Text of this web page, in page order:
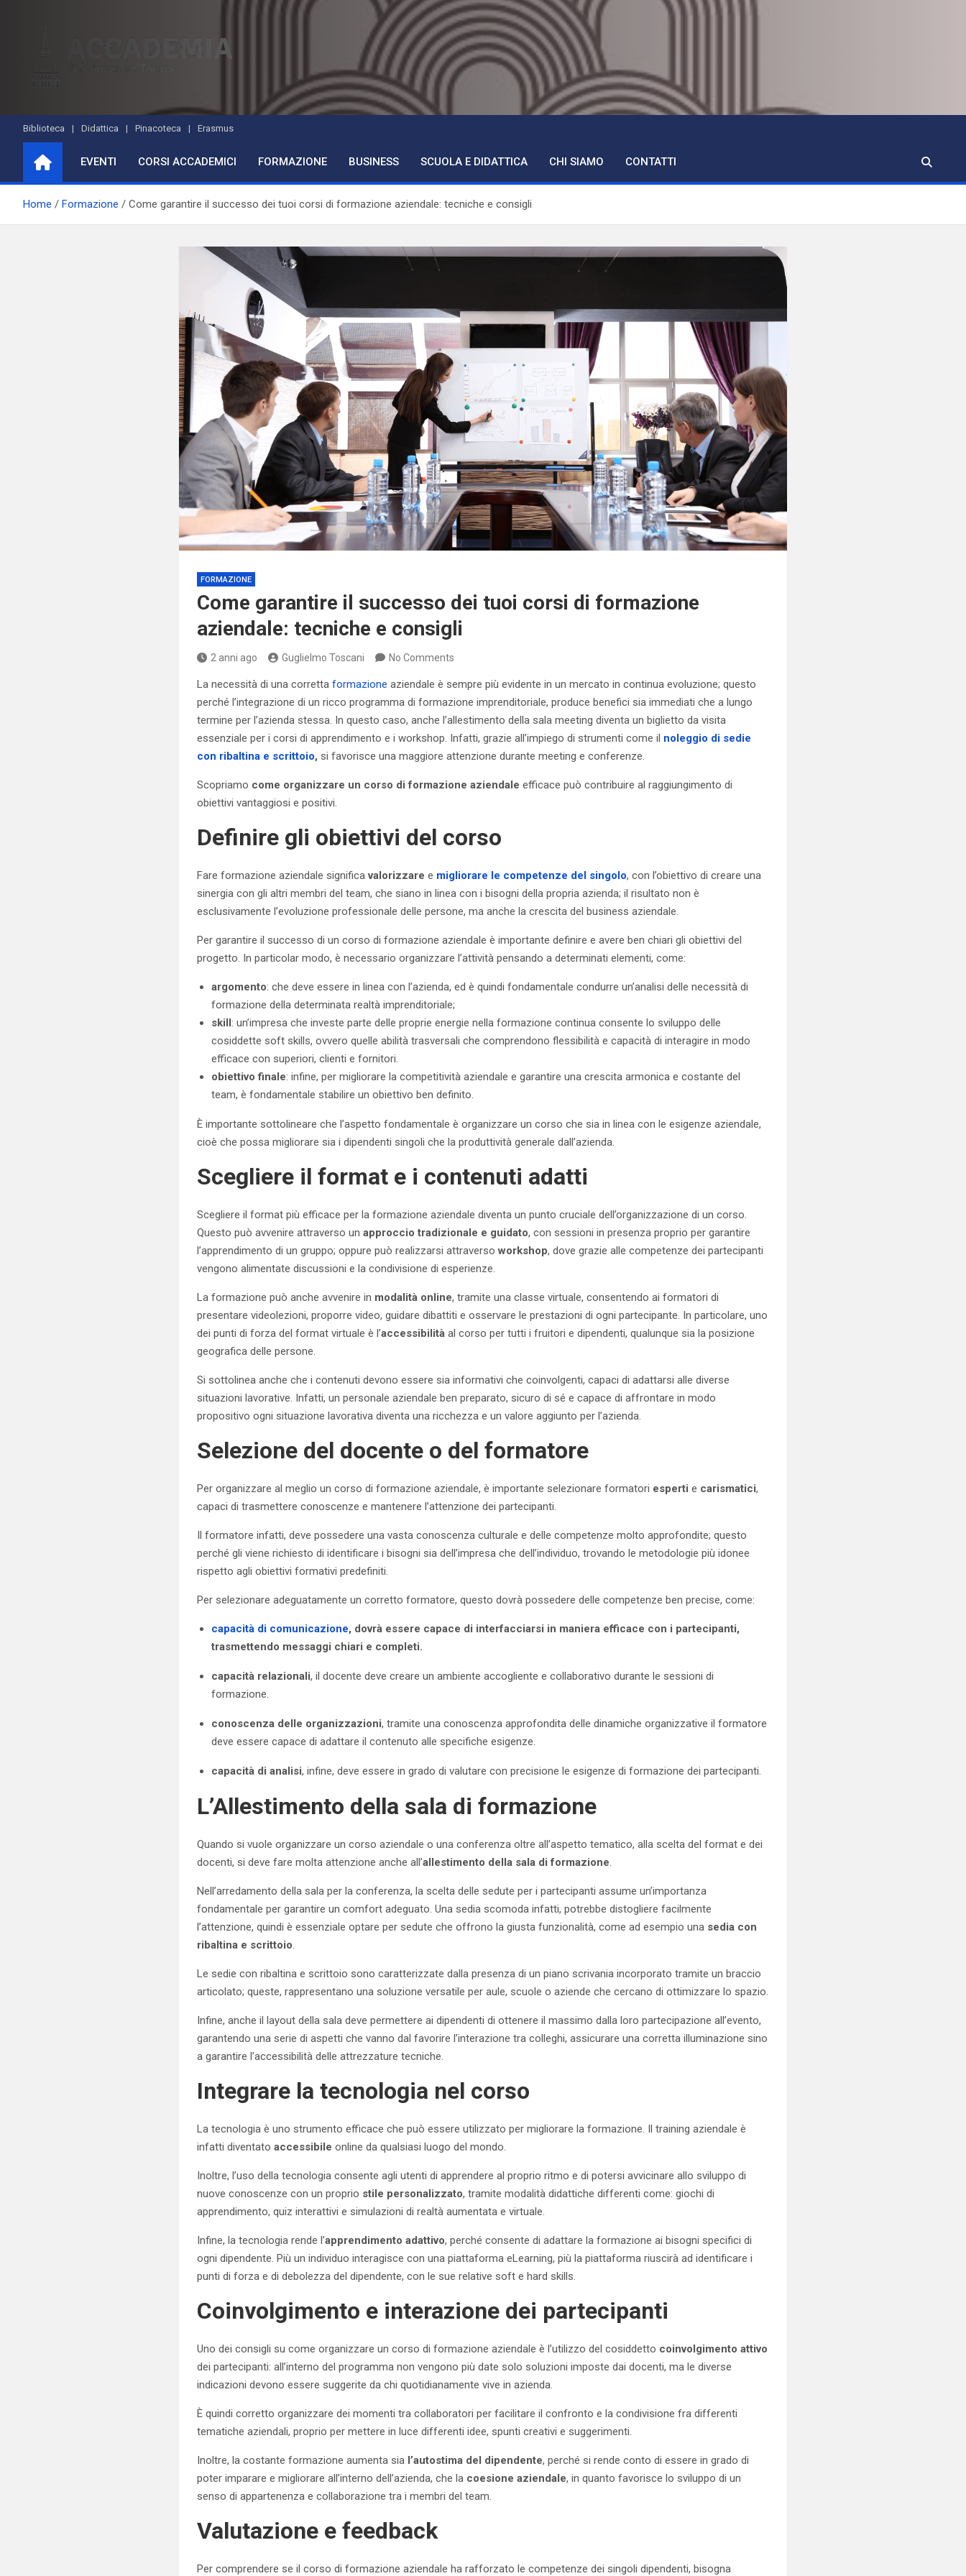
Accademia di Formazione Torino
Biblioteca Didattica Pinacoteca Erasmus
EVENTI CORSI ACCADEMICI FORMAZIONE BUSINESS SCUOLA E DIDATTICA CHI SIAMO CONTATTI
Home Formazione Come garantire il successo dei tuoi corsi di formazione aziendale: tecniche e consigli
FORMAZIONE
Come garantire il successo dei tuoi corsi di formazione
aziendale: tecniche e consigli
2 anni ago Guglielmo Toscani No Comments
La necessità di una correttaformazione aziendale è sempre più evidente in un mercato in continua evoluzione; questo
perché l’integrazione di un ricco programma di formazione imprenditoriale, produce benefici sia immediati che a lungo
termine per l’azienda stessa. In questo caso, anche l’allestimento della sala meeting diventa un biglietto da visita
essenziale per i corsi di apprendimento e i workshop. Infatti, grazie all’impiego di strumenti come il noleggio di sedie
con ribaltina e scrittoio, si favorisce una maggiore attenzione durante meeting e conferenze.
Scopriamo come organizzare un corso di formazione aziendaleefficace può contribuire al raggiungimento di
obiettivi vantaggiosi e positivi.
Definire gli obiettivi del corso
Fare formazione aziendale significavalorizzaree migliorare le competenze del singolo, con l’obiettivo di creare una
sinergia con gli altri membri del team, che siano in linea con i bisogni della propria azienda; il risultato non è
esclusivamente l’evoluzione professionale delle persone, ma anche la crescita del business aziendale.
Per garantire il successo di un corso di formazione aziendale è importante definire e avere ben chiari gli obiettivi del
progetto. In particolar modo, è necessario organizzare l’attività pensando a determinati elementi, come:
argomento: che deve essere in linea con l’azienda, ed è quindi fondamentale condurre un’analisi delle necessità di
formazione della determinata realtà imprenditoriale;
skill: un’impresa che investe parte delle proprie energie nella formazione continua consente lo sviluppo delle
cosiddette soft skills, ovvero quelle abilità trasversali che comprendono flessibilità e capacità di interagire in modo
efficace con superiori, clienti e fornitori.
obiettivo finale: infine, per migliorare la competitività aziendale e garantire una crescita armonica e costante del
team, è fondamentale stabilire un obiettivo ben definito.
È importante sottolineare che l’aspetto fondamentale è organizzare un corso che sia in linea con le esigenze aziendale,
cioè che possa migliorare sia i dipendenti singoli che la produttività generale dall’azienda.
Scegliere il format e i contenuti adatti
Scegliere il format più efficace per la formazione aziendale diventa un punto cruciale dell’organizzazione di un corso.
Questo può avvenire attraverso unapproccio tradizionale e guidato, con sessioni in presenza proprio per garantire
l’apprendimento di un gruppo; oppure può realizzarsi attraversoworkshop, dove grazie alle competenze dei partecipanti
vengono alimentate discussioni e la condivisione di esperienze.
La formazione può anche avvenire in modalità online, tramite una classe virtuale, consentendo ai formatori di
presentare videolezioni, proporre video, guidare dibattiti e osservare le prestazioni di ogni partecipante. In particolare, uno
dei punti di forza del format virtuale è l’accessibilità al corso per tutti i fruitori e dipendenti, qualunque sia la posizione
geografica delle persone.
Si sottolinea anche che i contenuti devono essere sia informativi che coinvolgenti, capaci di adattarsi alle diverse
situazioni lavorative. Infatti, un personale aziendale ben preparato, sicuro di sé e capace di affrontare in modo
propositivo ogni situazione lavorativa diventa una ricchezza e un valore aggiunto per l’azienda.
Selezione del docente o del formatore
Per organizzare al meglio un corso di formazione aziendale, è importante selezionare formatori esperti e carismatici,
capaci di trasmettere conoscenze e mantenere l’attenzione dei partecipanti.
Il formatore infatti, deve possedere una vasta conoscenza culturale e delle competenze molto approfondite; questo
perché gli viene richiesto di identificare i bisogni sia dell’impresa che dell’individuo, trovando le metodologie più idonee
rispetto agli obiettivi formativi predefiniti.
Per selezionare adeguatamente un corretto formatore, questo dovrà possedere delle competenze ben precise, come:
capacità di comunicazione, dovrà essere capace di interfacciarsi in maniera efficace con i partecipanti,
trasmettendo messaggi chiari e completi.
capacità relazionali, il docente deve creare un ambiente accogliente e collaborativo durante le sessioni di
formazione.
conoscenza delle organizzazioni, tramite una conoscenza approfondita delle dinamiche organizzative il formatore
deve essere capace di adattare il contenuto alle specifiche esigenze.
capacità di analisi, infine, deve essere in grado di valutare con precisione le esigenze di formazione dei partecipanti.
L’Allestimento della sala di formazione
Quando si vuole organizzare un corso aziendale o una conferenza oltre all’aspetto tematico, alla scelta del format e dei
docenti, si deve fare molta attenzione anche all’allestimento della sala di formazione.
Nell’arredamento della sala per la conferenza, la scelta delle sedute per i partecipanti assume un’importanza
fondamentale per garantire un comfort adeguato. Una sedia scomoda infatti, potrebbe distogliere facilmente
l’attenzione, quindi è essenziale optare per sedute che offrono la giusta funzionalità, come ad esempio una sedia con
ribaltina e scrittoio.
Le sedie con ribaltina e scrittoio sono caratterizzate dalla presenza di un piano scrivania incorporato tramite un braccio
articolato; queste, rappresentano una soluzione versatile per aule, scuole o aziende che cercano di ottimizzare lo spazio.
Infine, anche il layout della sala deve permettere ai dipendenti di ottenere il massimo dalla loro partecipazione all’evento,
garantendo una serie di aspetti che vanno dal favorire l’interazione tra colleghi, assicurare una corretta illuminazione sino
a garantire l’accessibilità delle attrezzature tecniche.
Integrare la tecnologia nel corso
La tecnologia è uno strumento efficace che può essere utilizzato per migliorare la formazione. Il training aziendale è
infatti diventatoaccessibile online da qualsiasi luogo del mondo.
Inoltre, l’uso della tecnologia consente agli utenti di apprendere al proprio ritmo e di potersi avvicinare allo sviluppo di
nuove conoscenze con un proprio stile personalizzato, tramite modalità didattiche differenti come: giochi di
apprendimento, quiz interattivi e simulazioni di realtà aumentata e virtuale.
Infine, la tecnologia rende l’apprendimento adattivo, perché consente di adattare la formazione ai bisogni specifici di
ogni dipendente. Più un individuo interagisce con una piattaforma eLearning, più la piattaforma riuscirà ad identificare i
punti di forza e di debolezza del dipendente, con le sue relative soft e hard skills.
Coinvolgimento e interazione dei partecipanti
Uno dei consigli su come organizzare un corso di formazione aziendale è l’utilizzo del cosiddetto coinvolgimento attivo
dei partecipanti: all’interno del programma non vengono più date solo soluzioni imposte dai docenti, ma le diverse
indicazioni devono essere suggerite da chi quotidianamente vive in azienda.
È quindi corretto organizzare dei momenti tra collaboratori per facilitare il confronto e la condivisione fra differenti
tematiche aziendali, proprio per mettere in luce differenti idee, spunti creativi e suggerimenti.
Inoltre, la costante formazione aumenta sia l’autostima del dipendente, perché si rende conto di essere in grado di
poter imparare e migliorare all’interno dell’azienda, che la coesione aziendale, in quanto favorisce lo sviluppo di un
senso di appartenenza e collaborazione tra i membri del team.
Valutazione e feedback
Per comprendere se il corso di formazione aziendale ha rafforzato le competenze dei singoli dipendenti, bisogna